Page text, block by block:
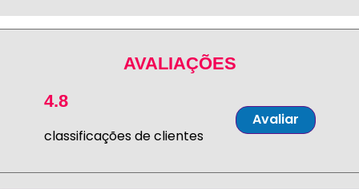
AVALIAÇÕES
4.8
classificações de clientes
Avaliar